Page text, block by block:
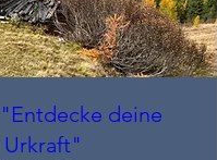
deine
Urkraft"